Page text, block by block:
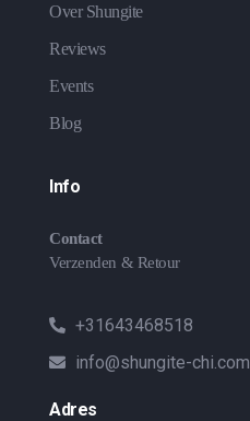
Over Shungite
Reviews
Events
Blog
Info
Contact
Verzenden & Retour
+31643468518
info@shungite-chi.com
Adres